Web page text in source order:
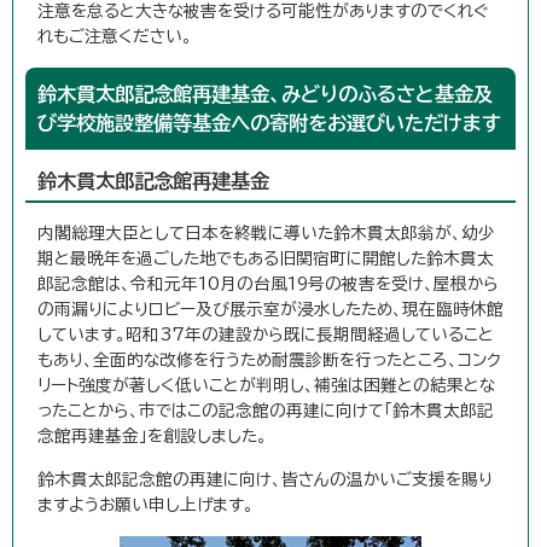
注意を怠ると大きな被害を受ける可能性がありますのでくれぐ
れもご注意ください。
鈴木貫太郎記念館再建基金、みどりのふるさと基金及
び学校施設整備等基金への寄附をお選びいただけます
鈴木貫太郎記念館再建基金
内閣総理大臣として日本を終戦に導いた鈴木貫太郎翁が、幼少
期と最晩年を過ごした地でもある旧関宿町に開館した鈴木貫太
郎記念館は、令和元年10月の台風19号の被害を受け、屋根から
の雨漏りによりロビー及び展示室が浸水したため、現在臨時休館
しています。昭和37年の建設から既に長期間経過していること
もあり、全面的な改修を行うため耐震診断を行ったところ、コンク
リート強度が著しく低いことが判明し、補強は困難との結果とな
ったことから、市ではこの記念館の再建に向けて「鈴木貫太郎記
念館再建基金」を創設しました。
鈴木貫太郎記念館の再建に向け、皆さんの温かいご支援を賜り
ますようお願い申し上げます。